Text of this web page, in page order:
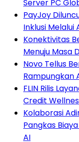
Server PC
PayJoy
Inklusi Melalui
Konektivitas
Menuju Masa
Novo Tellus
Rampungkan
FLIN Rilis
Credit
Kolaborasi
Pangkas
AI